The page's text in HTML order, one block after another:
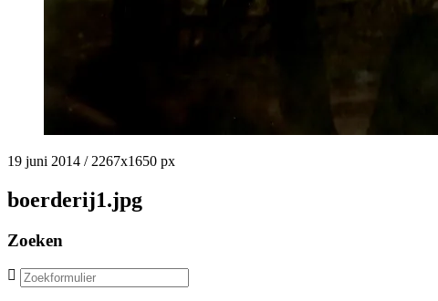
19 juni 2014 /2267x1650 px
boerderij1.jpg
Zoeken
Zoeken
naar: